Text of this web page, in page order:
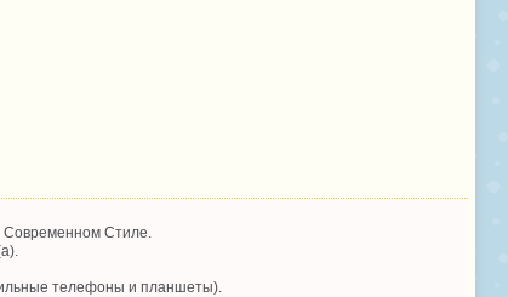
Современном Стиле.
телефоны и планшеты).